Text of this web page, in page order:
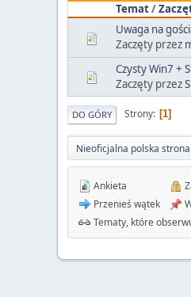
Temat/
Uwaga na
Zaczęty przez
Czysty Win7 +
Zaczęty przez
DO GÓRY Strony 1
Nieoficjalna polska
Ankieta
Przenieś wątek
Tematy, które